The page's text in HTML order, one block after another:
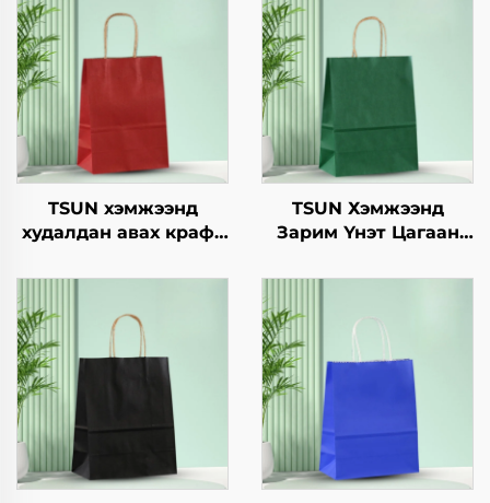
TSUN хэмжээнд
худалдан авах крафт
төвөгтэй бүтээгдсэн
логотой зах зээл,
Нийлүүлэх
он/Christmas-ийн
өрөөний баримт
TSUN Хэмжээнд
Зарим Үнэт Цагаан
Нэмэлт Ур чадвараар
Кристмасийн Хоолын
Пакинг Скрин Принт